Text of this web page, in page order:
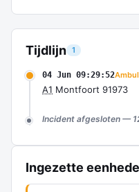
Tijdlijn 1
04 Jun 09:29:52
A1 Montfoort 91973
Incident afgesloten —
Ingezette